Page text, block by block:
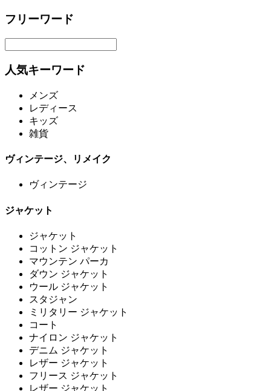
フリーワード
人気キーワード
メンズ
レディース
キッズ
雑貨
ヴィンテージ、リメイク
ヴィンテージ
ジャケット
ジャケット
コットン ジャケット
マウンテン パーカ
ダウン ジャケット
ウール ジャケット
スタジャン
ミリタリー ジャケット
コート
ナイロン ジャケット
デニム ジャケット
レザー ジャケット
フリース ジャケット
レザー ジャケット